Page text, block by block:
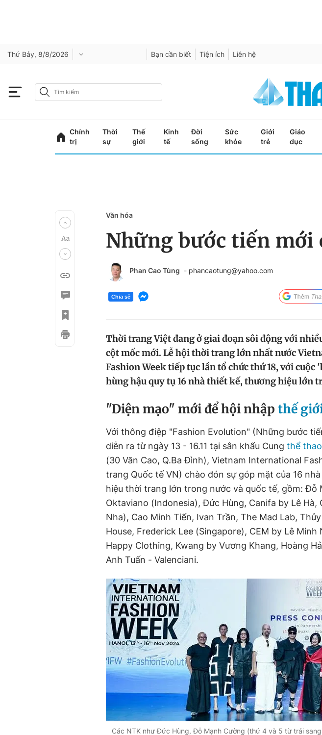
Thứ Bảy, 8/8/2026 Bạn cần biết Tiện ích Liên hệ
Chính
trị
Thời
sự
Thế
giới
Kinh
tế
Đời
sống
Sức
khỏe
Giới
trẻ
Giáo
dục
Văn hóa
Những bước tiến mới
Phan Cao Tùng - phancaotung@yahoo.com
Chia sẻ
Thời trang Việt đang ở giai đoạn sôi động với
cột mốc mới. Lễ hội thời trang lớn nhất nước
Fashion Week tiếp tục lần tổ chức thứ 18, với
hùng hậu quy tụ 16 nhà thiết kế, thương hiệu lớn
"Diện mạo" mới để hội nhập thế
Với thông điệp "Fashion Evolution" (Những bước
diễn ra từ ngày 13 - 16.11 tại sân khấu Cung thể thao
(30 Văn Cao, Q.Ba Đình), Vietnam International
trang Quốc tế VN) chào đón sự góp mặt của 16
hiệu thời trang lớn trong nước và quốc tế, gồm: Đỗ
Oktaviano (Indonesia), Đức Hùng, Canifa by Lê Hà,
Nha), Cao Minh Tiến, Ivan Trần, The Mad Lab,
House, Frederick Lee (Singapore), CEM by Lê
Happy Clothing, Kwang by Vương Khang, Hoàng
Anh Tuấn - Valenciani.
Các NTK như Đức Hùng, Đỗ Mạnh Cường (thứ 4 và 5 từ trái